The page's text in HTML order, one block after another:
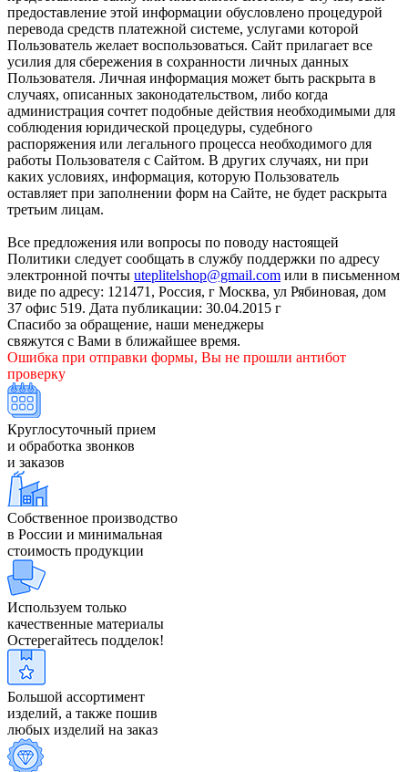
предоставление этой информации обусловлено процедурой
перевода средств платежной системе, услугами которой
Пользователь желает воспользоваться. Сайт прилагает все
усилия для сбережения в сохранности личных данных
Пользователя. Личная информация может быть раскрыта в
случаях, описанных законодательством, либо когда
администрация сочтет подобные действия необходимыми для
соблюдения юридической процедуры, судебного
распоряжения или легального процесса необходимого для
работы Пользователя с Сайтом. В других случаях, ни при
каких условиях, информация, которую Пользователь
оставляет при заполнении форм на Сайте, не будет раскрыта
третьим лицам.
Все предложения или вопросы по поводу настоящей
Политики следует сообщать в службу поддержки по адресу
электронной почты uteplitelshop@gmail.com или в письменном
виде по адресу: 121471, Россия, г Москва, ул Рябиновая, дом
37 офис 519. Дата публикации: 30.04.2015 г
Спасибо за обращение, наши менеджеры
свяжутся с Вами в ближайшее время.
Ошибка при отправки формы, Вы не прошли антибот
проверку
Круглосуточный прием
и обработка звонков
и заказов
Собственное производство
в России и минимальная
стоимость продукции
Используем только
качественные материалы
Остерегайтесь подделок!
Большой ассортимент
изделий, а также пошив
любых изделий на заказ